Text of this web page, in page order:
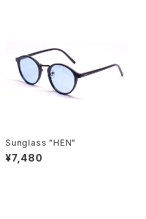
Sunglass "HEN"
¥7,480